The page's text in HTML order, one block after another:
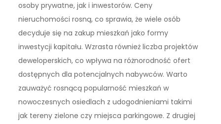
osoby prywatne, jak i inwestorów. Ceny
nieruchomości rosną, co sprawia, że wiele osób
decyduje się na zakup mieszkań jako formy
inwestycji kapitału. Wzrasta również liczba projektów
deweloperskich, co wpływa na różnorodność ofert
dostępnych dla potencjalnych nabywców. Warto
zauważyć rosnącą popularność mieszkań w
nowoczesnych osiedlach z udogodnieniami takimi
jak tereny zielone czy miejsca parkingowe. Z drugiej